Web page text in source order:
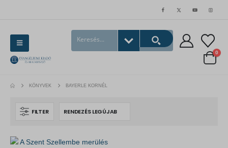
0
KÖNYVEK BAYERLE KORNÉL
FILTER